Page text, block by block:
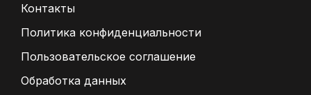
Контакты
Политика конфиденциальности
Пользовательское соглашение
Обработка данных